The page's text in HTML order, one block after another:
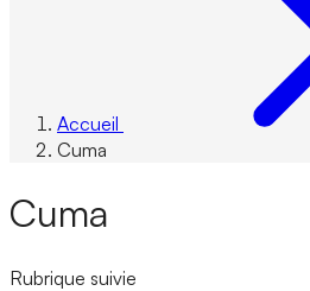
Accueil
Cuma
Cuma
Rubrique suivie